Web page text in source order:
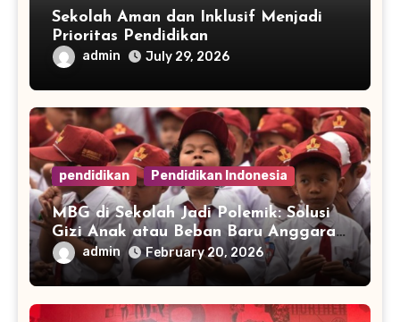
Sekolah Aman dan Inklusif Menjadi
Prioritas Pendidikan
admin July 29, 2026
pendidikan Pendidikan Indonesia
MBG di Sekolah Jadi Polemik: Solusi
Gizi Anak atau Beban Baru Anggaran
Pendidikan?
admin February 20, 2026